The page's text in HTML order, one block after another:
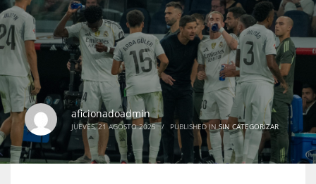
aficionadoadmin
JUEVES, 21 AGOSTO 2025 / PUBLISHED IN SIN CATEGORIZAR